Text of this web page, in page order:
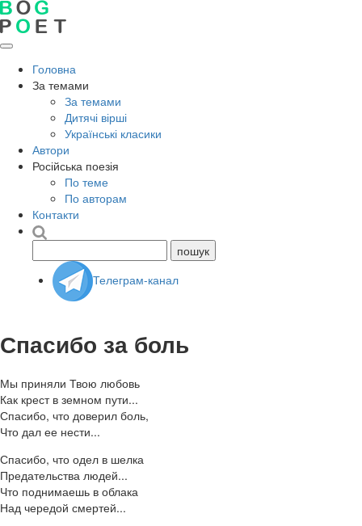
Головна
За темами
За темами
Дитячі вірші
Українські класики
Автори
Російська поезія
По теме
По авторам
Контакти
Телеграм-канал
Спасибо за боль
Мы приняли Твою любовь
Как крест в земном пути...
Спасибо, что доверил боль,
Что дал ее нести...
Спасибо, что одел в шелка
Предательства людей...
Что поднимаешь в облака
Над чередой смертей...